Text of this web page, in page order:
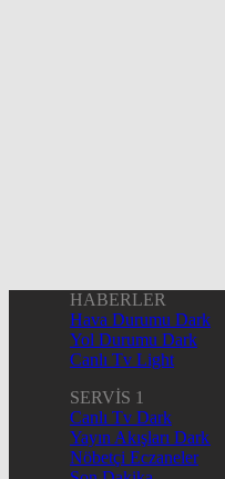
HABERLER
Hava Durumu Dark
Yol Durumu Dark
Canlı Tv Light
SERVİS 1
Canlı Tv Dark
Yayın Akışları Dark
Nöbetçi Eczaneler